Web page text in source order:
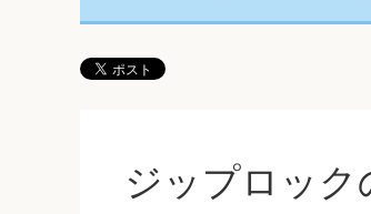
ジップロック